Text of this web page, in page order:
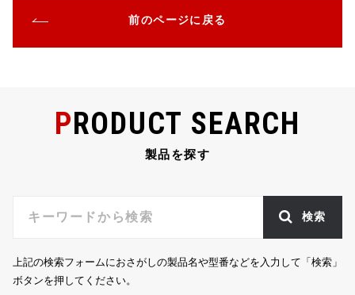
e
b
o
r
a
l
前のページに戻る
PRODUCT SEARCH
製品を探す
検索
上記の検索フォームにおさがしの製品名や型番などを入力して「検索」
ボタンを押してください。